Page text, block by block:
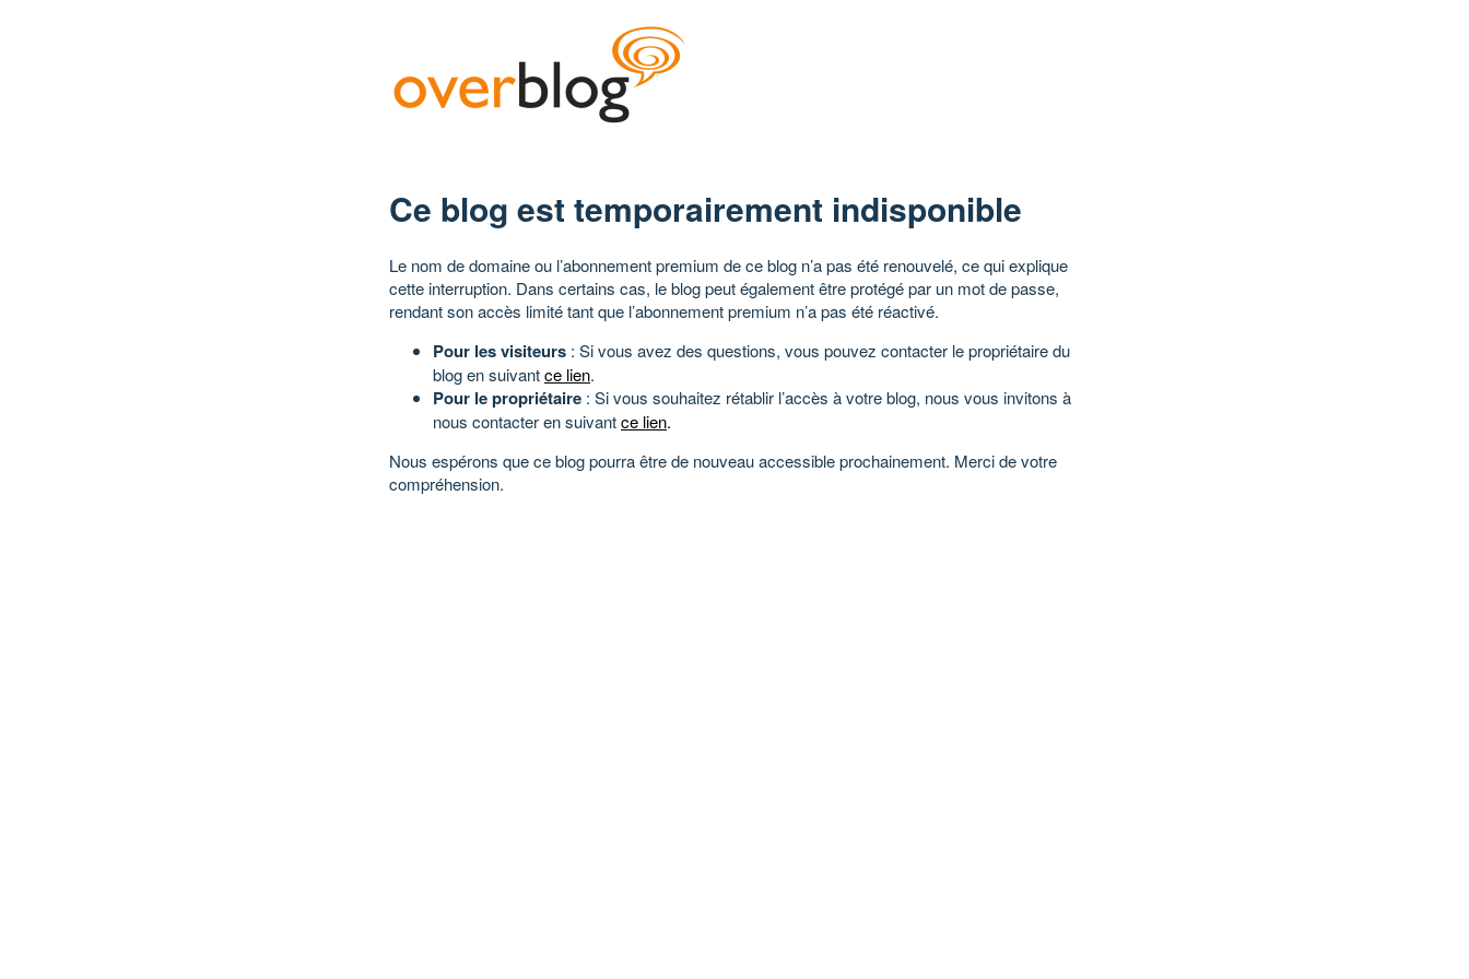
Ce blog est temporairement indisponible
Le nom de domaine ou l’abonnement premium de ce blog n’a pas été renouvelé, ce qui explique
cette interruption. Dans certains cas, le blog peut également être protégé par un mot de passe,
rendant son accès limité tant que l’abonnement premium n’a pas été réactivé.
Pour les visiteurs : Si vous avez des questions, vous pouvez contacter le propriétaire du
blog en suivantce lien.
Pour le propriétaire : Si vous souhaitez rétablir l’accès à votre blog, nous vous invitons à
nous contacter en suivantce lien.
Nous espérons que ce blog pourra être de nouveau accessible prochainement. Merci de votre
compréhension.